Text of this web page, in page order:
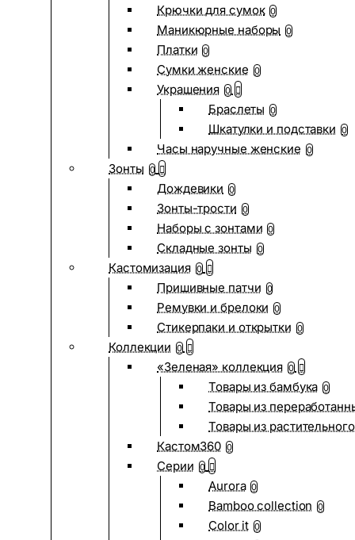
Крючки для сумок 0
Маникюрные наборы 0
Платки 0
Сумки женские 0
Украшения 0
Браслеты 0
Шкатулки и подставки 0
Часы наручные женские 0
Зонты 0
Дождевики 0
Зонты-трости 0
Наборы с зонтами 0
Складные зонты 0
Кастомизация 0
Пришивные патчи 0
Ремувки и брелоки 0
Стикерпаки и открытки 0
Коллекции 0
«Зеленая» коллекция 0
Товары из бамбука 0
Товары из
Товары из
Кастом360 0
Серии 0
Aurora 0
Bamboo collection 0
Color it 0